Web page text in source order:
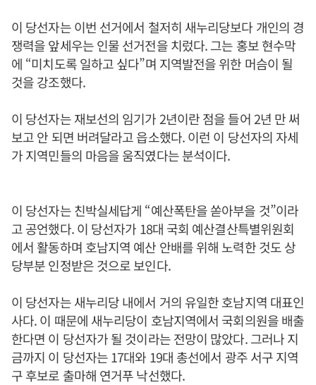
이 당선자는 이번 선거에서 철저히 새누리당보다 개인의 경
쟁력을 앞세우는 인물 선거전을 치렀다. 그는 홍보 현수막
에 “미치도록 일하고 싶다”며 지역발전을 위한 머슴이 될
것을 강조했다.
이 당선자는 재보선의 임기가 2년이란 점을 들어 2년 만 써
보고 안 되면 버려달라고 읍소했다. 이런 이 당선자의 자세
가 지역민들의 마음을 움직였다는 분석이다.
이 당선자는 친박실세답게 “예산폭탄을 쏟아부을 것”이라
고 공언했다. 이 당선자가 18대 국회 예산결산특별위원회
에서 활동하며 호남지역 예산 안배를 위해 노력한 것도 상
당부분 인정받은 것으로 보인다.
이 당선자는 새누리당 내에서 거의 유일한 호남지역 대표인
사다. 이 때문에 새누리당이 호남지역에서 국회의원을 배출
한다면 이 당선자가 될 것이라는 전망이 많았다. 그러나 지
금까지 이 당선자는 17대와 19대 총선에서 광주 서구 지역
구 후보로 출마해 연거푸 낙선했다.